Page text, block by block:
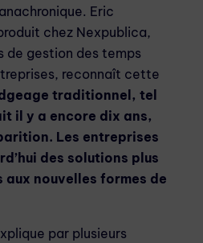
Eric
chez Nexpublica,
de gestion des temps
reconnaît cette
traditionnel, tel
il y a encore dix ans,
Les entreprises
des solutions plus
nouvelles formes de
par plusieurs